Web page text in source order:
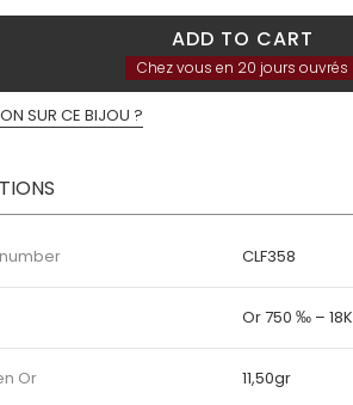
ADD TO CART
Chez vous en 20 jours ouvrés
SUR CE BIJOU ?
CLF358
Or 750 ‰ – 18K
Or 11,50gr